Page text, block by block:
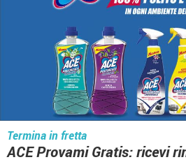
Termina in fretta
ACE Provami Gratis: ricevi